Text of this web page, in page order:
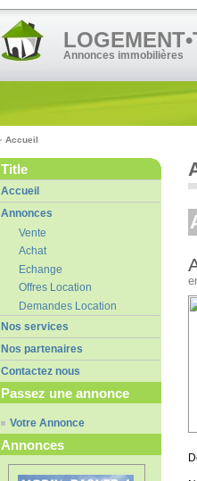
Annonces immobilières
Accueil
Title
Accueil
Annonces
Vente
Achat
Echange
Offres Location
Demandes Location
Nos services
Nos partenaires
Contactez nous
Passez une annonce
Votre Annonce
Annonces